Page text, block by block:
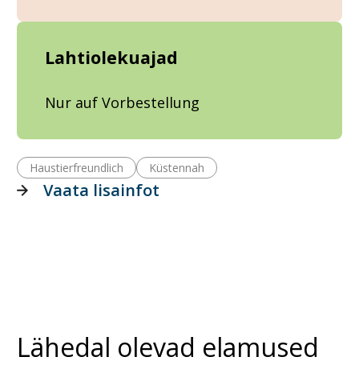
Lahtiolekuajad
Nur auf Vorbestellung
Haustierfreundlich Küstennah
Vaata lisainfot
Lähedal olevad elamused